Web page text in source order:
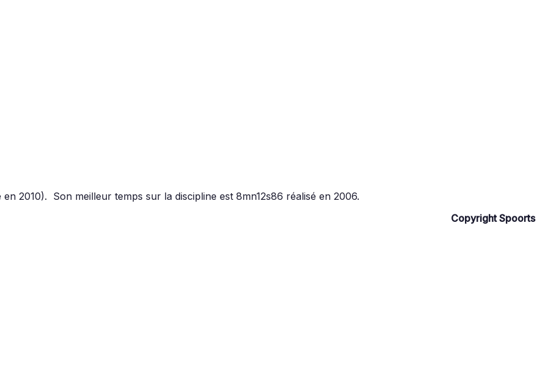
2010). Son meilleur temps sur la discipline est 8mn12s86 réalisé en 2006.
Copyright Spoorts